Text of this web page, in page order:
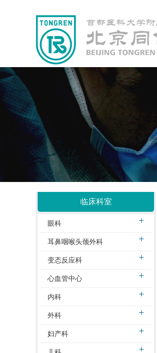
临床科室
眼科
耳鼻咽喉头颈外科
变态反应科
心血管中心
内科
外科
妇产科